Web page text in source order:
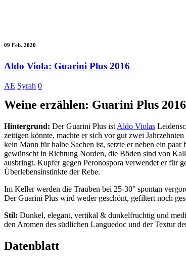
09 Feb. 2020
Aldo Viola: Guarini Plus 2016
AE Syrah 0
Weine erzählen: Guarini Plus 2016
Hintergrund: Der Guarini Plus ist Aldo Violas
zeitigen könnte, machte er sich vor gut zwei
kein Mann für halbe Sachen ist, setzte er neben ein
gewünscht in Richtung Norden, die Böden sind von
ausbringt. Kupfer gegen Peronospora verwendet er für
Überlebensinstinkte der Rebe.
Im Keller werden die Trauben bei 25-30° spontan
Der Guarini Plus wird weder geschönt, gefiltert noch
Stil: Dunkel, elegant, vertikal & dunkelfruchtig und
den Aromen des südlichen Languedoc und der Textur
Datenblatt